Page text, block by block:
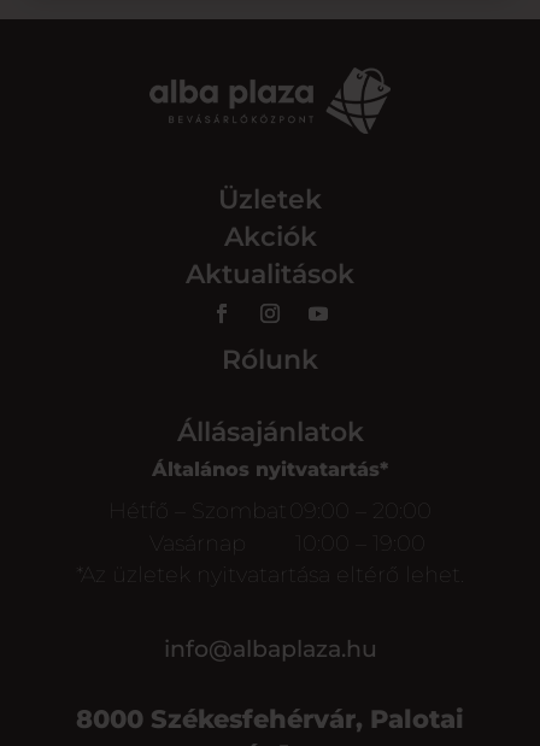
Üzletek
Akciók
Aktualitások
Rólunk
Állásajánlatok
Általános nyitvatartás*
Hétfő – Szombat
09:00 – 20:00
Vasárnap
10:00 – 19:00
*Az üzletek nyitvatartása eltérő lehet.
info@albaplaza.hu
8000 Székesfehérvár, Palotai